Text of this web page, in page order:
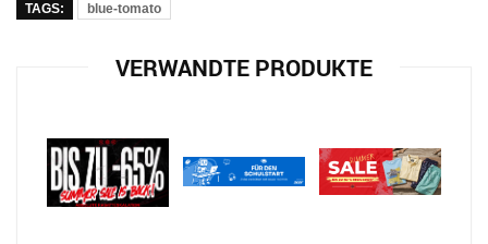
TAGS: blue-tomato
VERWANDTE PRODUKTE